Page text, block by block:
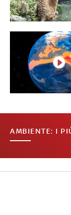
AMBIENTE: I